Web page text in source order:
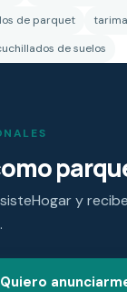
de parquet
de suelos
y
Quiero